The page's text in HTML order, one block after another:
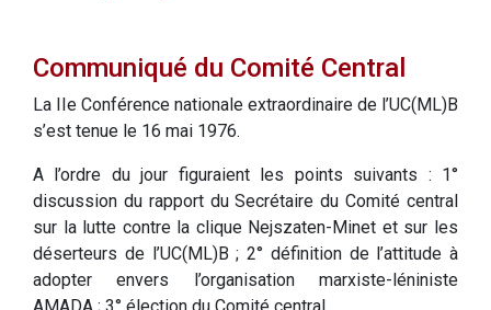
Communiqué du Comité Central
La IIe Conférence nationale extraordinaire de l’UC(ML)B
s’est tenue le 16 mai 1976.
A l’ordre du jour figuraient les points suivants : 1°
discussion du rapport du Secrétaire du Comité central
sur la lutte contre la clique Nejszaten-Minet et sur les
déserteurs de l’UC(ML)B ; 2° définition de l’attitude à
adopter envers l’organisation marxiste-léniniste